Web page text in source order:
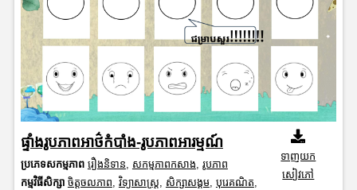
ផ្ទាំងរូបភាពអាថ៌កំបាំង-រូបភាពអារម្មណ៍
ប្រភេទសកម្មភាព រឿងនិទាន, សកម្មភាពកសាង, រូបភាព
កម្មវិធីសិក្សា ចិត្តចលភាព, វិទ្យាសាស្រ្ត, សិក្សាសង្គម, បុរេគណិត,
ទាញយក
សៀវភៅ